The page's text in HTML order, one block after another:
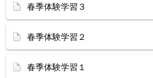
春季体験学習３
春季体験学習２
春季体験学習１